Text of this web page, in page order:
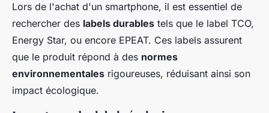
Lors de l'achat d'un smartphone, il est essentiel de
rechercher des labels durables tels que le label TCO,
Energy Star, ou encore EPEAT. Ces labels assurent
que le produit répond à des normes
environnementales rigoureuses, réduisant ainsi son
impact écologique.